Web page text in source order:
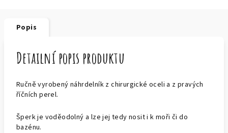
Popis
Detailní popis produktu
Ručně vyrobený náhrdelník z chirurgické oceli a z pravých
říčních perel.
Šperk je voděodolný a lze jej tedy nosit i k moři či do
bazénu.